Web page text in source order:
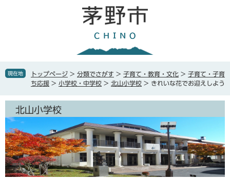
で
ば
本
現在地 トップページ > 分類でさがす > 子育て・教育・文化 > 子育て・子育
ち応援 > 小学校・中学校 > 北山小学校 > きれいな花でお迎えしよう
北山小学校